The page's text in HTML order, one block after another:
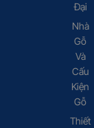
Đại
Nhà
Gỗ
Và
Cấu
Kiện
Gỗ
Thiết